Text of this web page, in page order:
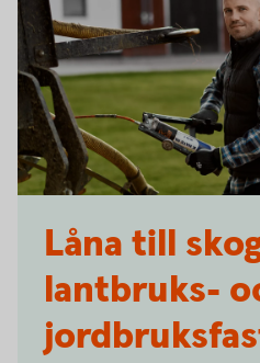
Låna till
lantbruks-